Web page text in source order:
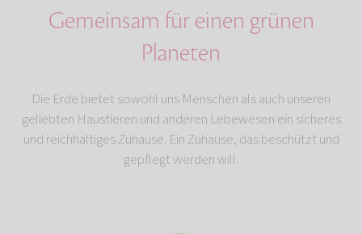
Gemeinsam für einen grünen
Planeten
Die Erde bietet sowohl uns Menschen als auch unseren
geliebten Haustieren und anderen Lebewesen ein sicheres
und reichhaltiges Zuhause. Ein Zuhause, das beschützt und
gepflegt werden will.